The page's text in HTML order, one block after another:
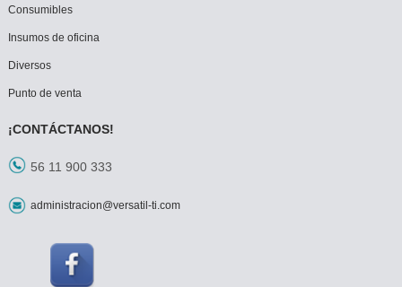
Consumibles
Insumos de oficina
Diversos
Punto de venta
¡CONTÁCTANOS!
56 11 900 333
administracion@versatil-ti.com